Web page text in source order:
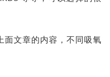
面文章的内容，不同吸氧